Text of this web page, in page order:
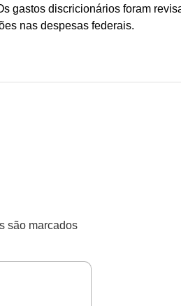
gastos discricionários foram
nas despesas federais.
são marcados